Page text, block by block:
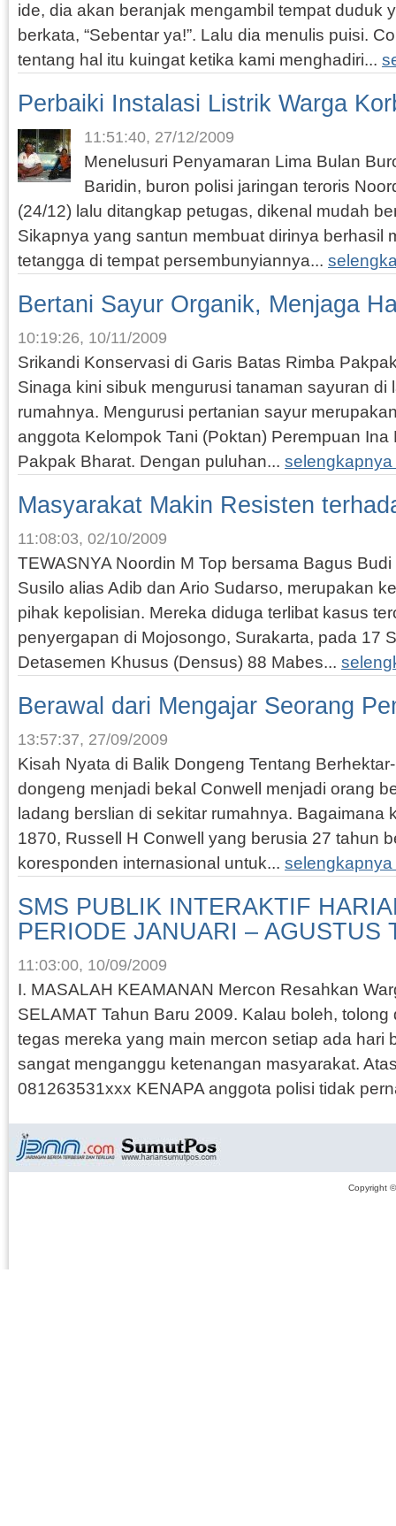
ide, dia akan beranjak mengambil tempat duduk
berkata, “Sebentar ya!”. Lalu dia menulis puisi.
tentang hal itu kuingat ketika kami menghadiri...
Perbaiki Instalasi Listrik Warga
11:51:40, 27/12/2009
Menelusuri Penyamaran Lima Bulan
Baridin, buron polisi jaringan teroris
(24/12) lalu ditangkap petugas, dikenal mudah
Sikapnya yang santun membuat dirinya berhasil
tetangga di tempat persembunyiannya...
Bertani Sayur Organik, Menjaga
10:19:26, 10/11/2009
Srikandi Konservasi di Garis Batas Rimba
Sinaga kini sibuk mengurusi tanaman sayuran di
rumahnya. Mengurusi pertanian sayur
anggota Kelompok Tani (Poktan) Perempuan
Pakpak Bharat. Dengan puluhan... selengkapnya
Masyarakat Makin Resisten
11:08:03, 02/10/2009
TEWASNYA Noordin M Top bersama Bagus
Susilo alias Adib dan Ario Sudarso, merupakan
pihak kepolisian. Mereka diduga terlibat kasus
penyergapan di Mojosongo, Surakarta, pada 17
Detasemen Khusus (Densus) 88 Mabes...
Berawal dari Mengajar Seorang
13:57:37, 27/09/2009
Kisah Nyata di Balik Dongeng Tentang
dongeng menjadi bekal Conwell menjadi orang
ladang berslian di sekitar rumahnya. Bagaimana
1870, Russell H Conwell yang berusia 27 tahun
koresponden internasional untuk... selengkapnya
SMS PUBLIK INTERAKTIF
PERIODE JANUARI – AGUSTUS
11:03:00, 10/09/2009
I. MASALAH KEAMANAN Mercon Resahkan
SELAMAT Tahun Baru 2009. Kalau boleh,
tegas mereka yang main mercon setiap ada hari
sangat menganggu ketenangan masyarakat.
081263531xxx KENAPA anggota polisi tidak
Copyright